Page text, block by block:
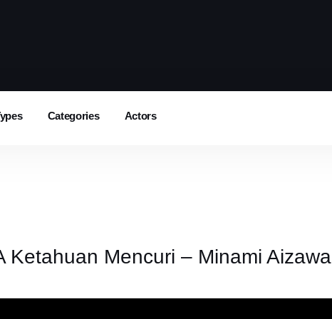
Categories Actors
Ketahuan Mencuri – Minami Aizawa